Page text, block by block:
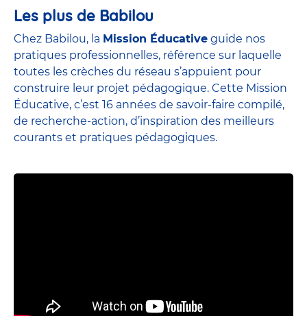
Les plus de Babilou
Chez Babilou, la Mission Éducative guide nos
pratiques professionnelles, référence sur laquelle
toutes les crèches du réseau s’appuient pour
construire leur projet pédagogique. Cette Mission
Éducative, c’est 16 années de savoir-faire compilé,
de recherche-action, d’inspiration des meilleurs
courants et pratiques pédagogiques.